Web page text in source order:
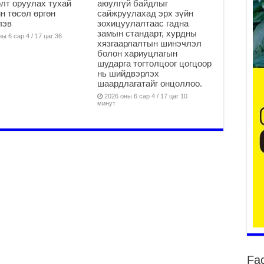
оруулах тухай
төсөл өргөн
6 сар 4 / 17 цаг 36
аюулгүй байдлыг
сайжруулахад эрх зүйн
зохицуулалтаас гадна
замын стандарт, хурдны
хязгаарлалтын шинэчлэл
болон хариуцлагын
шударга тогтолцоог цогцоор
нь шийдвэрлэх
шаардлагатайг онцоллоо.
2026 оны 6 сар 4 / 17 цаг 10
минут